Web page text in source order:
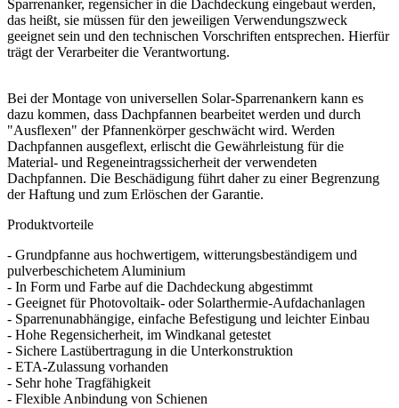
Sparrenanker, regensicher in die Dachdeckung eingebaut werden,
das heißt, sie müssen für den jeweiligen Verwendungszweck
geeignet sein und den technischen Vorschriften entsprechen. Hierfür
trägt der Verarbeiter die Verantwortung.
Bei der Montage von universellen Solar-Sparrenankern kann es
dazu kommen, dass Dachpfannen bearbeitet werden und durch
"Ausflexen" der Pfannenkörper geschwächt wird. Werden
Dachpfannen ausgeflext, erlischt die Gewährleistung für die
Material- und Regeneintragssicherheit der verwendeten
Dachpfannen. Die Beschädigung führt daher zu einer Begrenzung
der Haftung und zum Erlöschen der Garantie.
Produktvorteile
- Grundpfanne aus hochwertigem, witterungsbeständigem und
pulverbeschichetem Aluminium
- In Form und Farbe auf die Dachdeckung abgestimmt
- Geeignet für Photovoltaik- oder Solarthermie-Aufdachanlagen
- Sparrenunabhängige, einfache Befestigung und leichter Einbau
- Hohe Regensicherheit, im Windkanal getestet
- Sichere Lastübertragung in die Unterkonstruktion
- ETA-Zulassung vorhanden
- Sehr hohe Tragfähigkeit
- Flexible Anbindung von Schienen